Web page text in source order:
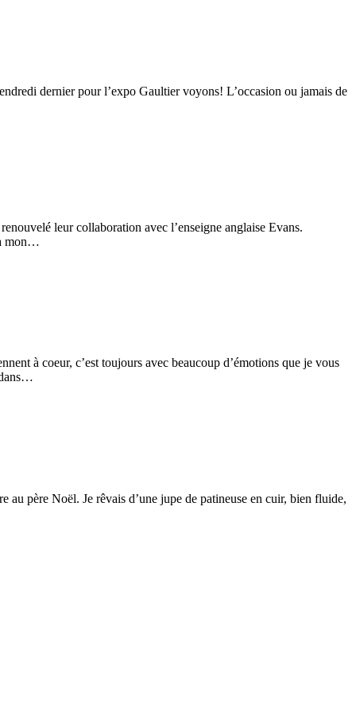
dernier pour l’expo Gaultier voyons! L’occasion ou jamais de
leur collaboration avec l’enseigne anglaise Evans.
mon…
à coeur, c’est toujours avec beaucoup d’émotions que je vous
au père Noël. Je rêvais d’une jupe de patineuse en cuir, bien fluide,